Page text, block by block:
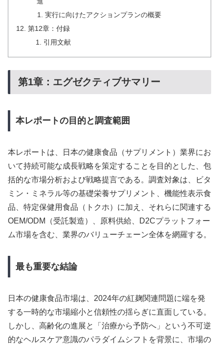
実行に向けたアクションプランの概要
第12章：付録
引用文献
第1章：エグゼクティブサマリー
本レポートの目的と調査範囲
本レポートは、日本の健康食品（サプリメント）業界にお
いて持続可能な成長戦略を策定することを目的とした、包
括的な市場分析および戦略提言である。調査対象は、ビタ
ミン・ミネラル等の基礎栄養サプリメント、機能性表示食
品、特定保健用食品（トクホ）に加え、それらに関連する
OEM/ODM（受託製造）、原料供給、D2Cプラットフォー
ム市場を含む、業界のバリューチェーン全体を網羅する。
最も重要な結論
日本の健康食品市場は、2024年の紅麹関連問題に端を発
する一時的な市場縮小と信頼性の揺らぎに直面している。
しかし、高齢化の進展と「治療から予防へ」という不可逆
的なヘルスケア意識のパラダイムシフトを背景に、市場の